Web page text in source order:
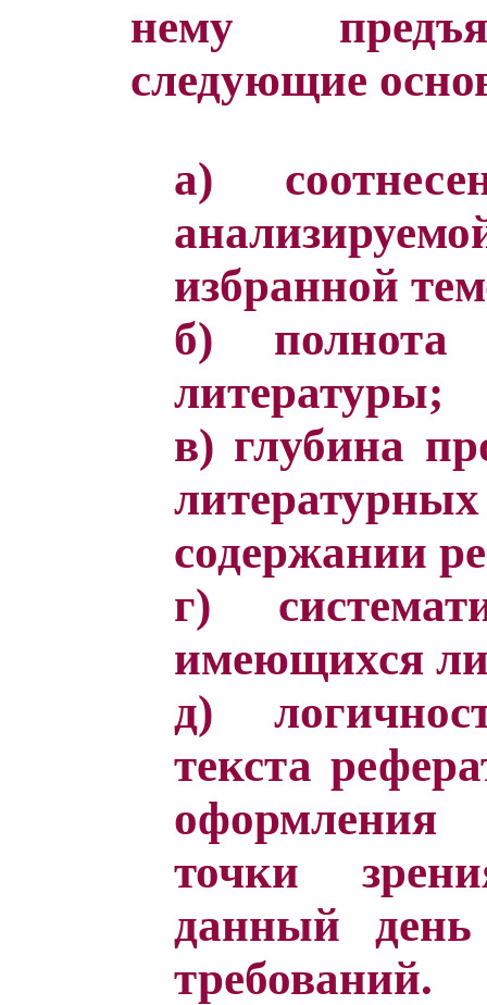
нему
следующие
а)
избранной
б) полнота
литературы;
в) глубина
содержании
г)
имеющихся
д)
текста
точки
данный день
требований.